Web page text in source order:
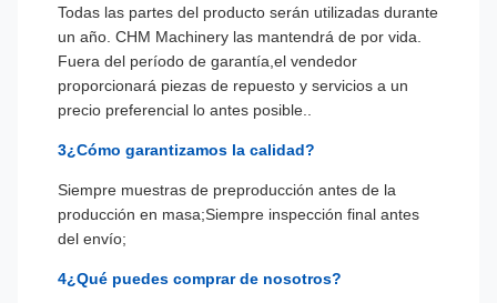
Todas las partes del producto serán utilizadas durante
un año. CHM Machinery las mantendrá de por vida.
Fuera del período de garantía,el vendedor
proporcionará piezas de repuesto y servicios a un
precio preferencial lo antes posible..
3¿Cómo garantizamos la calidad?
Siempre muestras de preproducción antes de la
producción en masa;Siempre inspección final antes
del envío;
4¿Qué puedes comprar de nosotros?